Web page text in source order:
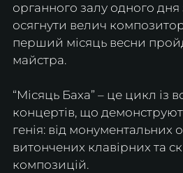
органного залу одного
осягнути велич
перший місяць весни
майстра.
“​Місяць Баха” – це цикл із
концертів, що
генія: від монументальних
витончених клавірних та
композицій.